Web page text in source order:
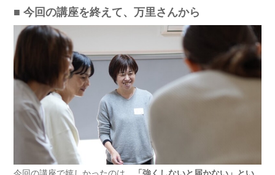
■ 今回の講座を終えて、万里さんから